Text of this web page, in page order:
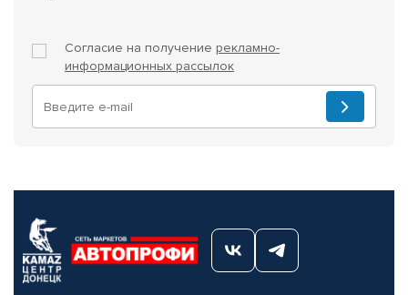
Согласие на получение рекламно-
информационных рассылок